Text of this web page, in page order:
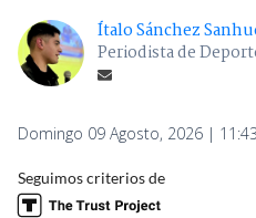
Ítalo Sánchez
Periodista de
Domingo 09 Agosto, 2026 | 11:43
Seguimos criterios de